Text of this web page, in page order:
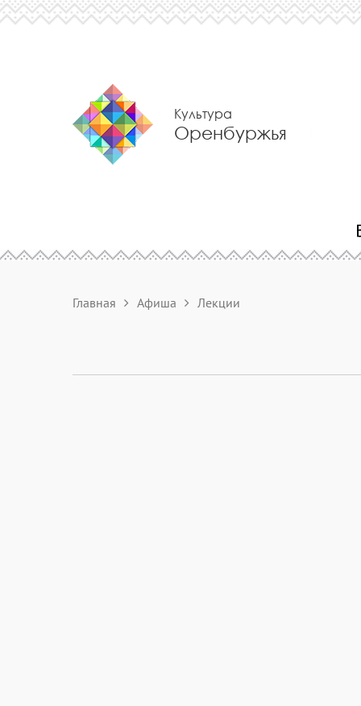
Культура
Оренбуржья
Главная Афиша Лекции